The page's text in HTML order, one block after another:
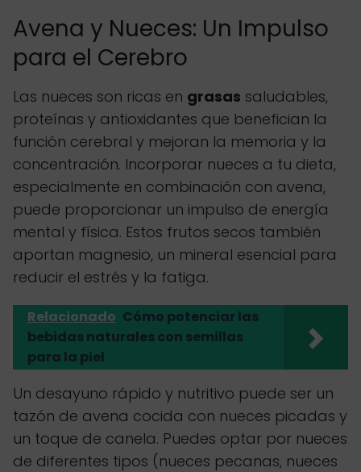
Avena y Nueces: Un Impulso
para el Cerebro
Las nueces son ricas en grasas saludables,
proteínas y antioxidantes que benefician la
función cerebral y mejoran la memoria y la
concentración. Incorporar nueces a tu dieta,
especialmente en combinación con avena,
puede proporcionar un impulso de energía
mental y física. Estos frutos secos también
aportan magnesio, un mineral esencial para
reducir el estrés y la fatiga.
Relacionado Cómo potenciar las
bebidas naturales con semillas
para la piel
Un desayuno rápido y nutritivo puede ser un
tazón de avena cocida con nueces picadas y
un toque de canela. Puedes optar por nueces
de diferentes tipos (nueces pecanas, nueces